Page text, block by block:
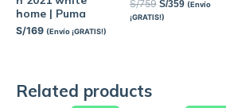
home | Puma
S/169 (Envío ¡GRATIS!)
S/759 S/359 (Envío
¡GRATIS!)
Related products